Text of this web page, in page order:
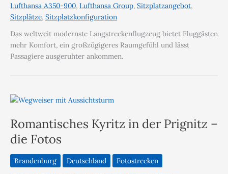
Lufthansa A350-900, Lufthansa Group, Sitzplatzangebot,
Sitzplätze, Sitzplatzkonfiguration
Das weltweit modernste Langstreckenflugzeug bietet Fluggästen
mehr Komfort, ein großzügigeres Raumgefühl und lässt
Passagiere ausgeruhter ankommen.
Romantisches Kyritz in der Prignitz –
die Fotos
Brandenburg Deutschland
Fotostrecken